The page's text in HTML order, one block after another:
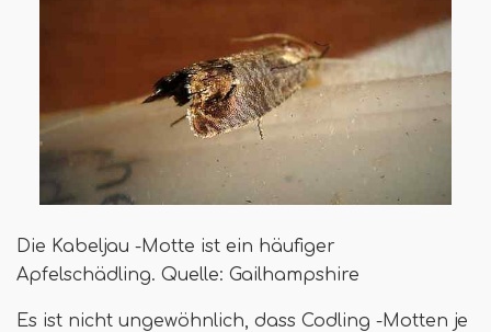
Die Kabeljau -Motte ist ein häufiger
Apfelschädling. Quelle: Gailhampshire
Es ist nicht ungewöhnlich, dass Codling -Motten je